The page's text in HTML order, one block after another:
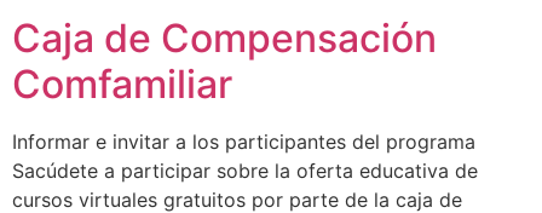
Caja de Compensación
Comfamiliar
Informar e invitar a los participantes del programa
Sacúdete a participar sobre la oferta educativa de
cursos virtuales gratuitos por parte de la caja de